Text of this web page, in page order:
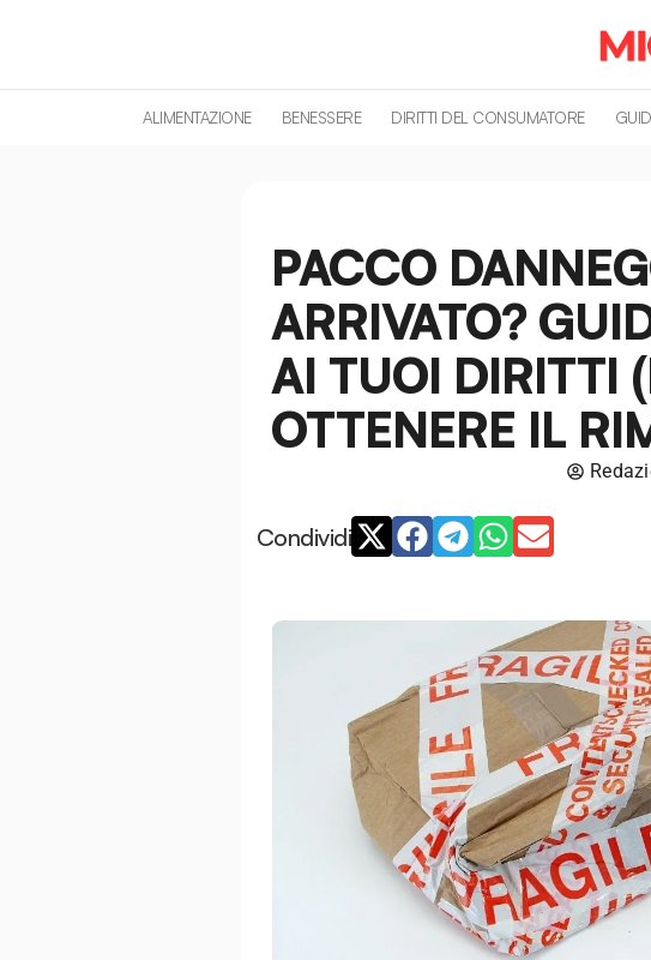
ALIMENTAZIONE BENESSERE DIRITTI DEL CONSUMATORE
PACCO
ARRIVATO?
AI TUOI DIRITTI
OTTENERE IL
Condividi